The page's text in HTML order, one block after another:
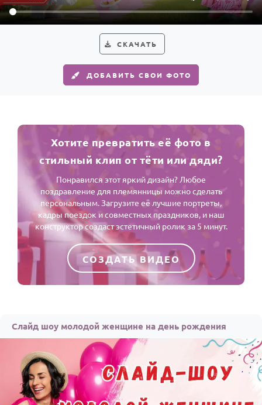
СКАЧАТЬ
ДОБАВИТЬ СВОИ ФОТО
Хотите превратить её фото в
стильный клип от тёти или дяди?
Понравился этот яркий дизайн? Любое
поздравление для племянницы можно сделать
персональным. Загрузите её лучшие портреты,
кадры поездок и совместных праздников, и наш
конструктор создаст эстетичный ролик за 5 минут.
СОЗДАТЬ ВИДЕО
Слайд шоу молодой женщине на день рождения